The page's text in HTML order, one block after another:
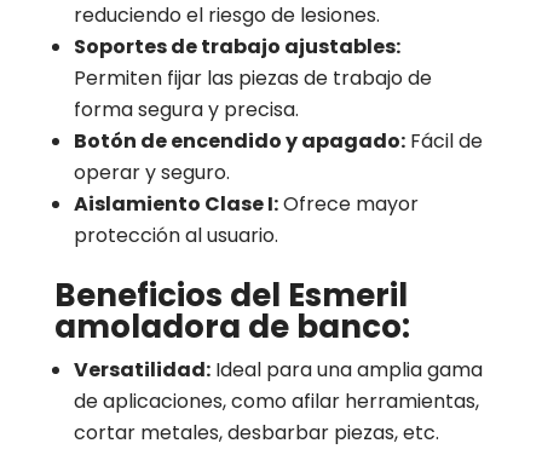
reduciendo el riesgo de lesiones.
Soportes de trabajo ajustables:
Permiten fijar las piezas de trabajo de
forma segura y precisa.
Botón de encendido y apagado:Fácil de
operar y seguro.
Aislamiento Clase I:Ofrece mayor
protección al usuario.
Beneficios del Esmeril
amoladora de banco:
Versatilidad:Ideal para una amplia gama
de aplicaciones, como afilar herramientas,
cortar metales, desbarbar piezas, etc.